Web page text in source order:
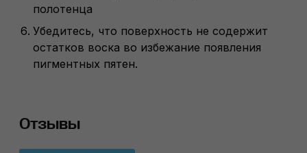
полотенца
Убедитесь, что поверхность не содержит
остатков воска во избежание появления
пигментных пятен.
Отзывы